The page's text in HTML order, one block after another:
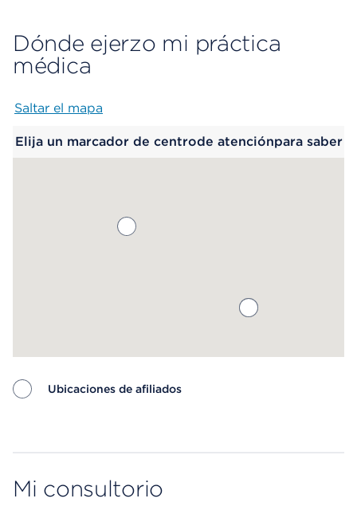
Dónde ejerzo mi práctica
médica
Saltar el mapa
Elija un marcador de centrode atenciónpara saber
Ubicaciones de afiliados
Mi consultorio